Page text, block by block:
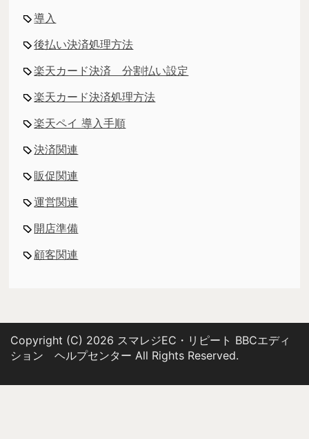
導入
後払い決済処理方法
楽天カード決済 分割払い設定
楽天カード決済処理方法
楽天ペイ 導入手順
決済関連
販促関連
運営関連
開店準備
顧客関連
Copyright (C) 2026 スマレジEC・リピート BBCエディ
ション ヘルプセンター All Rights Reserved.